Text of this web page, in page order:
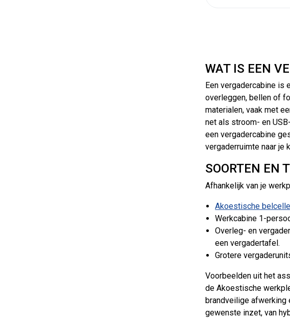
WAT IS EEN
Een vergadercabine is
overleggen, bellen of
materialen, vaak met
net als stroom- en
een vergadercabine
vergaderruimte naar je
SOORTEN EN
Afhankelijk van je
Akoestische
Werkcabine 1-
Overleg- en
een vergadertafel.
Grotere
Voorbeelden uit het
de Akoestische
brandveilige afwerking
gewenste inzet, van